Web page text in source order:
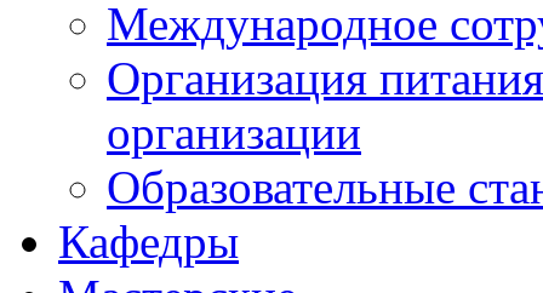
Международное
Организация
организации
Образовательные
Кафедры